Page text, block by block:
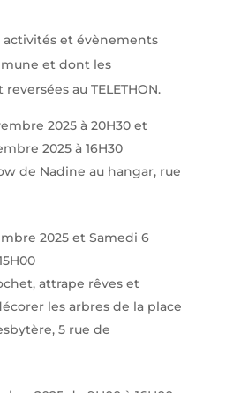
activités et évènements
et dont les
au TELETHON.
2025 à 20H30 et
2025 à 16H30
de Nadine au hangar, rue
2025 et Samedi 6
attrape rêves et
les arbres de la place
5 rue de